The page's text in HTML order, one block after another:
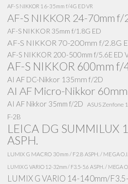
AF-S NIKKOR 16-35mm f/4G ED VR
AF-S NIKKOR 24-70mm f/
AF-S NIKKOR 35mm f/1.8G ED
AF-S NIKKOR 70-200mm f/2.8G
AF-S NIKKOR 200-500mm f/5.6E ED
AF-S NIKKOR 600mm f/
AI AF DC-Nikkor 135mm f/2D
AI AF Micro-Nikkor
AI AF Nikkor 35mm f/2D ASUS Zenfone
F-2B
LEICA DG SUMMILUX
ASPH.
LUMIX G MACRO 30mm / F2.8 ASPH. / MEGA
LUMIX G VARIO 12-32mm / F3.5-5.6 ASPH. / MEGA
LUMIX G VARIO 14-140mm/